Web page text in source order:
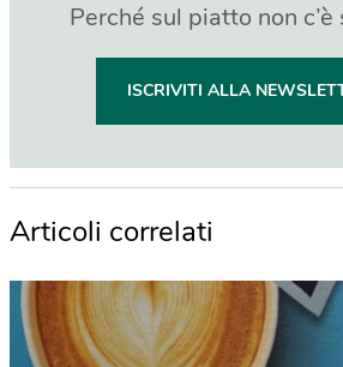
Perché sul piatto non
ISCRIVITI ALLA
Articoli correlati